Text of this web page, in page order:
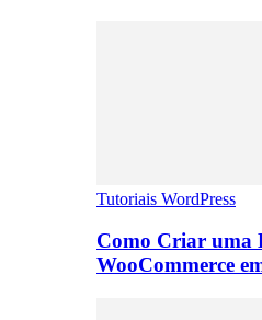
Tutoriais WordPress
Como Criar uma
WooCommerce